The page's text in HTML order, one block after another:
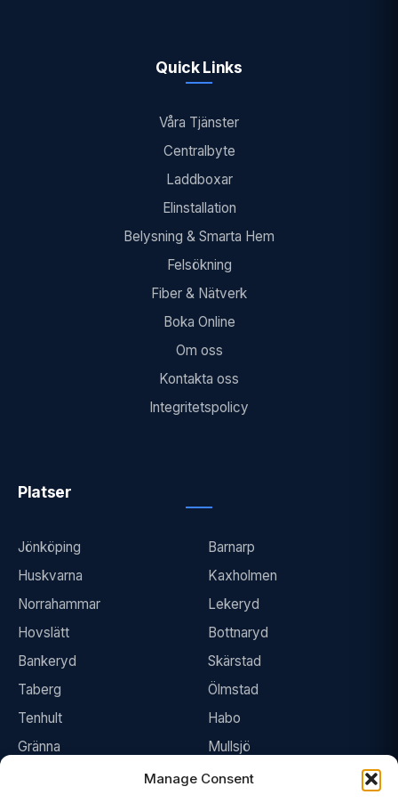
Manage Consent
Quick Links
Våra Tjänster
Centralbyte
Laddboxar
Elinstallation
Belysning & Smarta Hem
Felsökning
Fiber & Nätverk
Boka Online
Om oss
Kontakta oss
Integritetspolicy
Platser
Jönköping
Huskvarna
Norrahammar
Hovslätt
Bankeryd
Taberg
Tenhult
Gränna
Barnarp
Kaxholmen
Lekeryd
Bottnaryd
Skärstad
Ölmstad
Habo
Mullsjö